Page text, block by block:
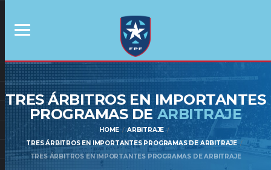
TRES ÁRBITROS EN IMPORTANTES
PROGRAMAS DE ARBITRAJE
HOME
ARBITRAJE
TRES ÁRBITROS EN IMPORTANTES PROGRAMAS DE ARBITRAJE
TRES ÁRBITROS EN IMPORTANTES PROGRAMAS DE ARBITRAJE